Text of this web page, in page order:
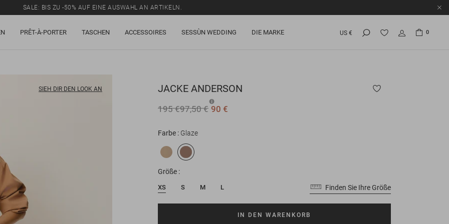
SALE: BIS ZU -50% AUF EINE AUSWAHL AN ARTIKELN.
PRÊT-À-PORTER TASCHEN ACCESSOIRES SESSÙN WEDDING DIE MARKE US € 0
SIEH DIR DEN LOOK AN JACKE ANDERSON
195 €97,50 € 90 €
Farbe Glaze
Größe
XS S M L Finden Sie Ihre Größe
IN DEN WARENKORB